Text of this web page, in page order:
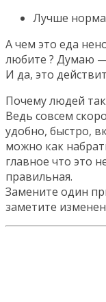
Лучше
А чем это еда
любите ? Думаю
И да, это
Почему людей
Ведь совсем
удобно, быстро,
можно как
главное что это
правильная.
Замените один
заметите